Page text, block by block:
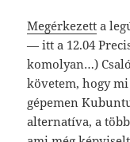
Megérkezett a
— itt a 12.04
komolyan…)
követem, hogy
gépemen
alternatíva, a